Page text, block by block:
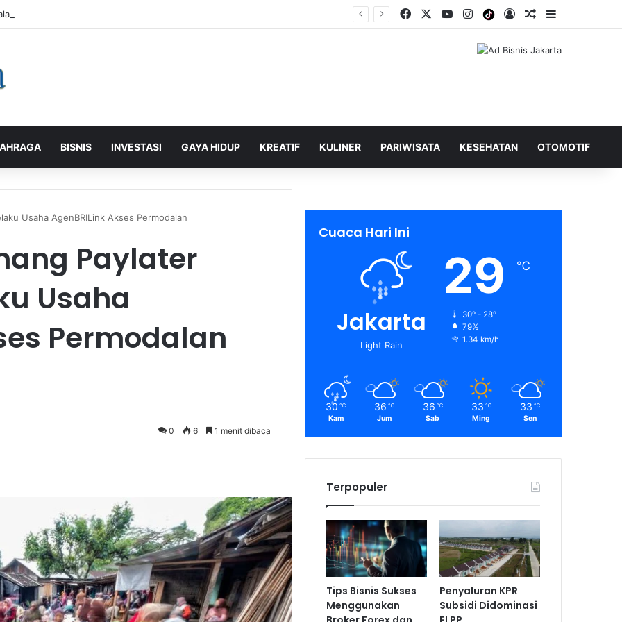
Pelanggan, PLN Icon Plus Sabet Tiga Penghargaan CCW 2026 Facebook YouTubeInstagramTiktokLog InShuffle Berita
BISNIS INVESTASI GAYA HIDUP KREATIF KULINER PARIWISATA KESEHATAN OTOMOTIF
Usaha AgenBRILink Akses Permodalan
Paylater
Usaha
Permodalan
0 6 1 menit dibaca
Cuaca Hari Ini
Jakarta
Light Rain
29 ℃
30º - 28º
79%
1.34 km/h
30 ℃
Kam
36 ℃
Jum
36 ℃
Sab
33 ℃
Ming
33 ℃
Sen
Terpopuler
Tips Bisnis Sukses
Menggunakan
Penyaluran KPR
Subsidi Didominasi